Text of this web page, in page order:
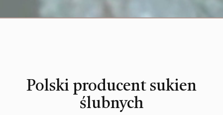
Polski producent sukien
ślubnych